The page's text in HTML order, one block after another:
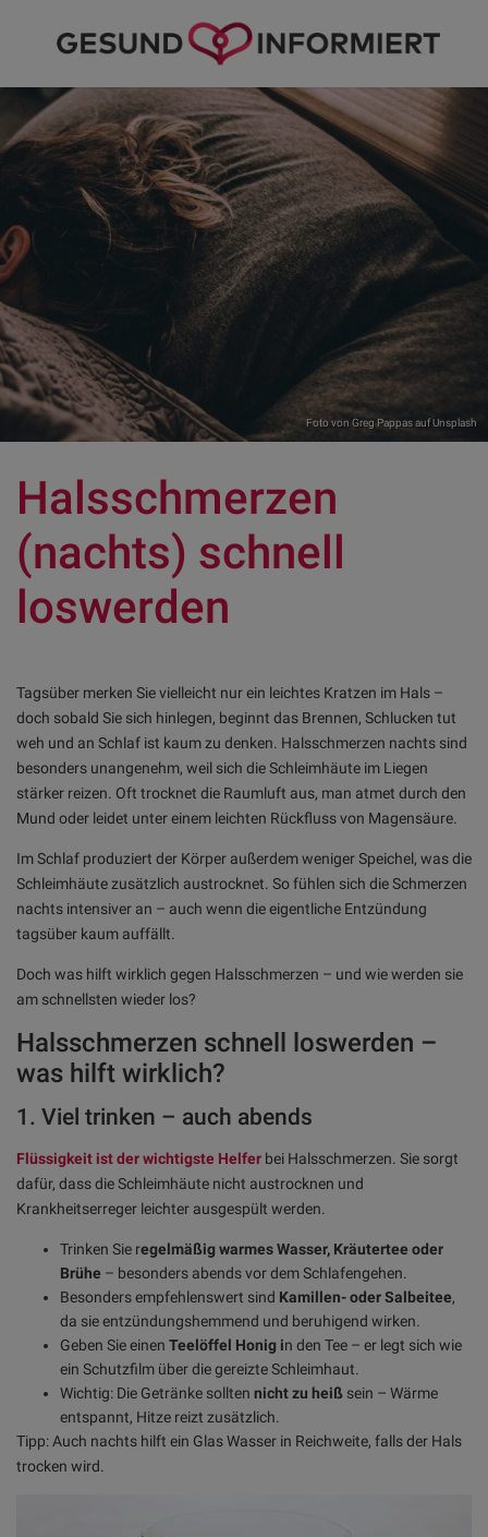
Foto von Greg PappasaufUnsplash
Halsschmerzen
(nachts) schnell
loswerden
Tagsüber merken Sie vielleicht nur ein leichtes Kratzen im Hals –
doch sobald Sie sich hinlegen, beginnt das Brennen, Schlucken tut
weh und an Schlaf ist kaum zu denken. Halsschmerzen nachts sind
besonders unangenehm, weil sich die Schleimhäute im Liegen
stärker reizen. Oft trocknet die Raumluft aus, man atmet durch den
Mund oder leidet unter einem leichten Rückfluss von Magensäure.
Im Schlaf produziert der Körper außerdem weniger Speichel, was die
Schleimhäute zusätzlich austrocknet. So fühlen sich die Schmerzen
nachts intensiver an – auch wenn die eigentliche Entzündung
tagsüber kaum auffällt.
Doch was hilft wirklich gegen Halsschmerzen – und wie werden sie
am schnellsten wieder los?
Halsschmerzen schnell loswerden –
was hilft wirklich?
1. Viel trinken – auch abends
Flüssigkeit ist der wichtigste Helfer bei Halsschmerzen. Sie sorgt
dafür, dass die Schleimhäute nicht austrocknen und
Krankheitserreger leichter ausgespült werden.
Trinken Sie regelmäßig warmes Wasser, Kräutertee oder
Brühe – besonders abends vor dem Schlafengehen.
Besonders empfehlenswert sind Kamillen- oder Salbeitee,
da sie entzündungshemmend und beruhigend wirken.
Geben Sie einen Teelöffel Honig in den Tee – er legt sich wie
ein Schutzfilm über die gereizte Schleimhaut.
Wichtig: Die Getränke sollten nicht zu heiß sein – Wärme
entspannt, Hitze reizt zusätzlich.
Tipp: Auch nachts hilft ein Glas Wasser in Reichweite, falls der Hals
trocken wird.